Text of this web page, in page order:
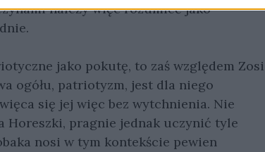
należy więc rozumieć jako
jako pokutę, to zaś względem Zosi
ogółu, patriotyzm, jest dla niego
się jej więc bez wytchnienia. Nie
Horeszki, pragnie jednak uczynić tyle
nosi w tym kontekście pewien